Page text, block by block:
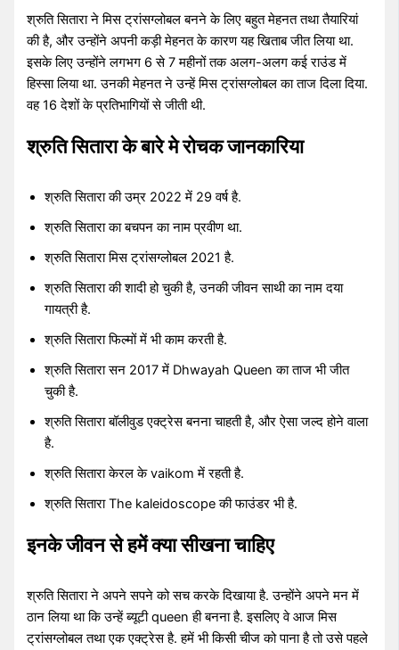
श्रुति सितारा ने मिस ट्रांसग्लोबल बनने के लिए बहुत मेहनत तथा तैयारियां
की है, और उन्होंने अपनी कड़ी मेहनत के कारण यह खिताब जीत लिया था.
इसके लिए उन्होंने लगभग 6 से 7 महीनों तक अलग-अलग कई राउंड में
हिस्सा लिया था. उनकी मेहनत ने उन्हें मिस ट्रांसग्लोबल का ताज दिला दिया.
वह 16 देशों के प्रतिभागियों से जीती थी.
श्रुति सितारा के बारे मे रोचक जानकारिया
श्रुति सितारा की उम्र 2022 में 29 वर्ष है.
श्रुति सितारा का बचपन का नाम प्रवीण था.
श्रुति सितारा मिस ट्रांसग्लोबल 2021 है.
श्रुति सितारा की शादी हो चुकी है, उनकी जीवन साथी का नाम दया
गायत्री है.
श्रुति सितारा फिल्मों में भी काम करती है.
श्रुति सितारा सन 2017 में Dhwayah Queen का ताज भी जीत
चुकी है.
श्रुति सितारा बॉलीवुड एक्ट्रेस बनना चाहती है, और ऐसा जल्द होने वाला
है.
श्रुति सितारा केरल के vaikom में रहती है.
श्रुति सितारा The kaleidoscope की फाउंडर भी है.
इनके जीवन से हमें क्या सीखना चाहिए
श्रुति सितारा ने अपने सपने को सच करके दिखाया है. उन्होंने अपने मन में
ठान लिया था कि उन्हें ब्यूटी queen ही बनना है. इसलिए वे आज मिस
ट्रांसग्लोबल तथा एक एक्ट्रेस है. हमें भी किसी चीज को पाना है तो उसे पहले